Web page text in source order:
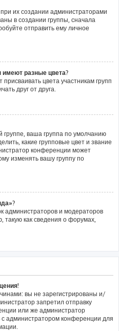
их создании администраторами
в создании группы, сначала
отправить ему личное
имеют разные цвета?
цвета участникам групп
друг от друга.
группе, ваша группа по умолчанию
какие групповые цвет и звание
конференции может
изменять вашу группу по
администраторов и модераторов
как сведения о форумах,
вы не зарегистрированы и/
запретил отправку
или же администратор
администратором конференции для